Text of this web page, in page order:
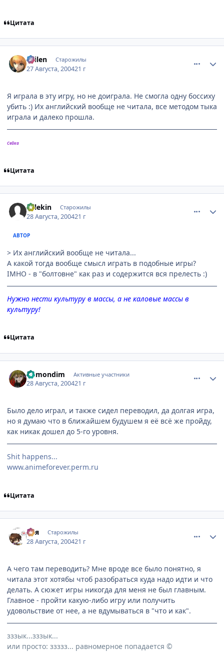
Цитата
Sailen Старожилы
27 Августа, 200421 г
Я играла в эту игру, но не доиграла. Не смогла одну боссиху
убить :) Их английский вообще не читала, все методом тыка
играла и далеко прошла.
Сейка
Цитата
Arlekin Старожилы
28 Августа, 200421 г
АВТОР
> Их английский вообще не читала...
А какой тогда вообще смысл играть в подобные игры?
IMHO - в "болтовне" как раз и содержится вся прелесть :)
Нужно нести культуру в массы, а не каловые массы в
культуру!
Цитата
Demondim Активные участники
28 Августа, 200421 г
Было дело играл, и также сидел переводил, да долгая игра,
но я думаю что в ближайшем будушем я её всё же пройду,
как никак дошел до 5-го уровня.
Shit happens...
www.animeforever.perm.ru
Цитата
Ася Старожилы
28 Августа, 200421 г
А чего там переводить? Мне вроде все было понятно, я
читала этот хотябы чтоб разобраться куда надо идти и что
делать. А сюжет игры никогда для меня не был главным.
Главное - пройти какую-либо игру или получить
удовольствие от нее, а не вдумываться в "что и как".
зззык...зззык...
или просто: ззззз... равномерное попадается ©